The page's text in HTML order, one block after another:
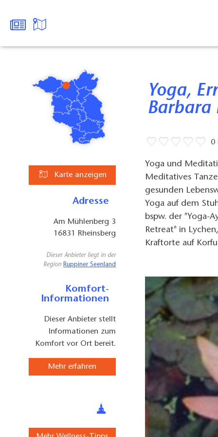
Karte anzeigen
Adresse
Am Mühlenberg 3
16831 Rheinsberg
Dieser Anbieter liegt in der
Region Ruppiner Seenland
Komfort-
Informationen
Dieser Anbieter stellt
Informationen zum
Komfort vor Ort bereit.
Mehr erfahren
Yoga, Ernährung, Lichtarbeit
Barbara
0
Yoga und
Meditatives
gesunden
Yoga auf dem
bspw. der "Yoga-
Retreat" in
Kraftorte auf